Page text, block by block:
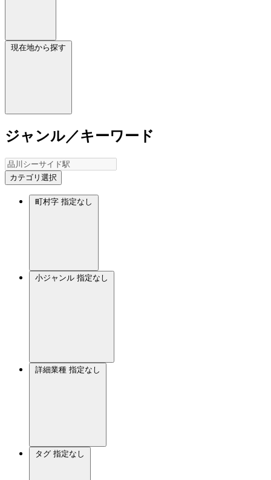
現在地から探す
ジャンル／キーワード
カテゴリ選択
町村字 指定なし
小ジャンル 指定なし
詳細業種 指定なし
タグ 指定なし